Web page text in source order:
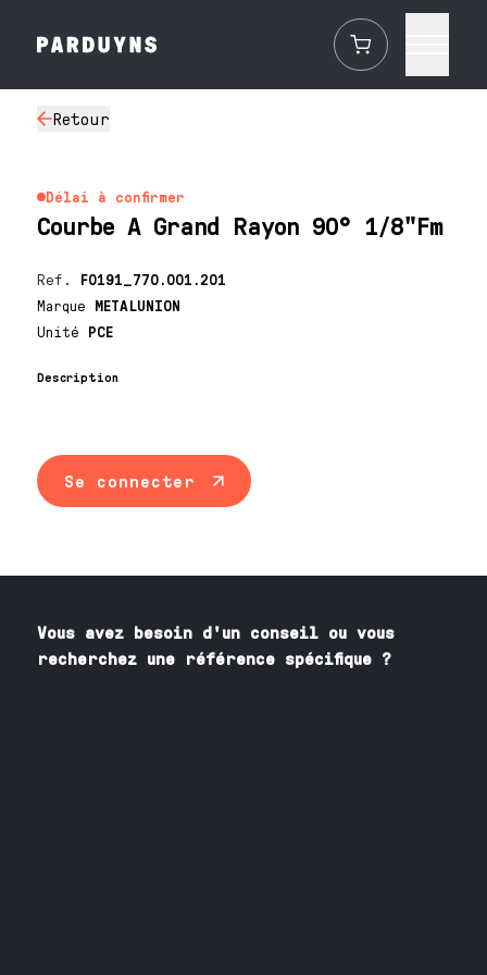
Retour
Délai à confirmer
Courbe A Grand Rayon 90° 1/8"Fm
Ref. F0191_770.001.201
Marque METALUNION
Unité PCE
Description
Se connecter
Vous avez besoin d'un conseil ou vous
recherchez une référence spécifique ?